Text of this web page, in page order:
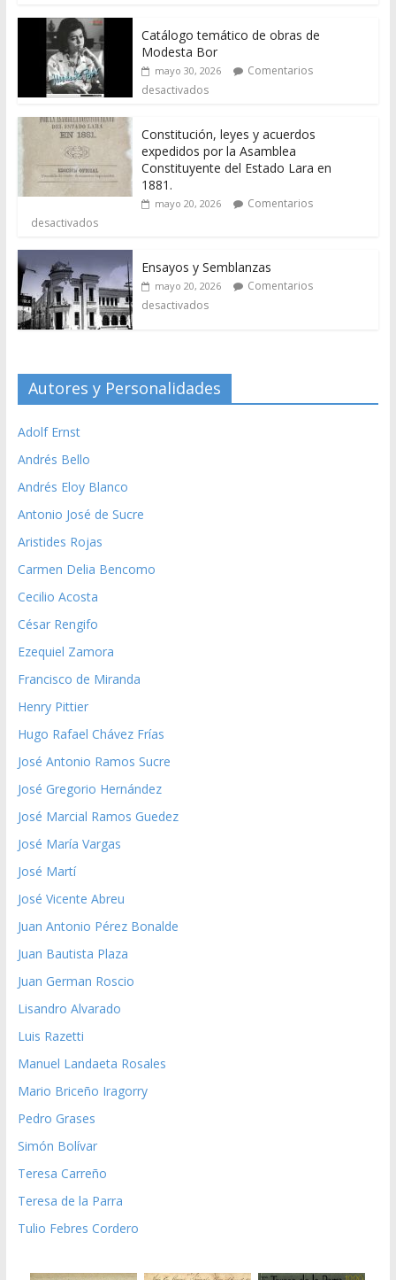
Catálogo temático de obras de
Modesta Bor
mayo 30, 2026
Comentarios
desactivados
Constitución, leyes y acuerdos
expedidos por la Asamblea
Constituyente del Estado Lara en
1881.
mayo 20, 2026
Comentarios
desactivados
Ensayos y Semblanzas
mayo 20, 2026
Comentarios
desactivados
Autores y Personalidades
Adolf Ernst
Andrés Bello
Andrés Eloy Blanco
Antonio José de Sucre
Aristides Rojas
Carmen Delia Bencomo
Cecilio Acosta
César Rengifo
Ezequiel Zamora
Francisco de Miranda
Henry Pittier
Hugo Rafael Chávez Frías
José Antonio Ramos Sucre
José Gregorio Hernández
José Marcial Ramos Guedez
José María Vargas
José Martí
José Vicente Abreu
Juan Antonio Pérez Bonalde
Juan Bautista Plaza
Juan German Roscio
Lisandro Alvarado
Luis Razetti
Manuel Landaeta Rosales
Mario Briceño Iragorry
Pedro Grases
Simón Bolívar
Teresa Carreño
Teresa de la Parra
Tulio Febres Cordero